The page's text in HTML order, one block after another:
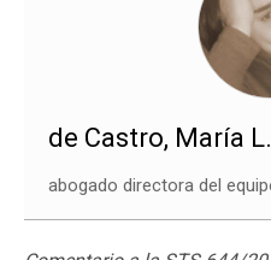
de Castro, María L.
abogado directora del